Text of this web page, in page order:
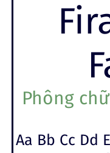
Phông
Aa Bb Cc Dd